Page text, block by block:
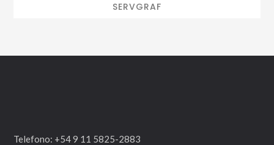
SERVGRAF
Telefono: +54 9 11 5825-2883